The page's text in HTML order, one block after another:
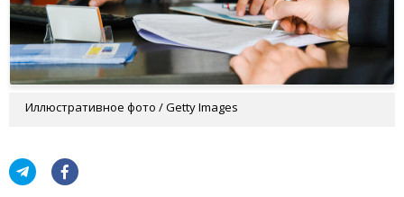
Иллюстративное фото / Getty Images